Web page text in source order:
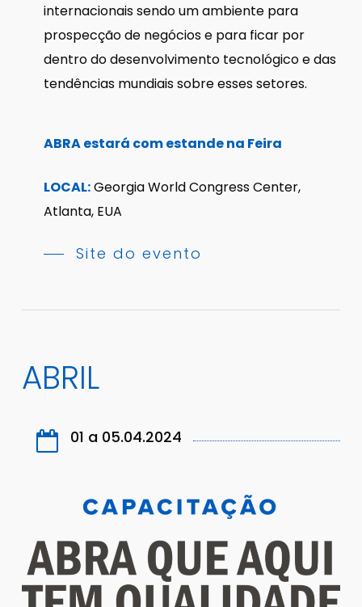
internacionais sendo um ambiente para
prospecção de negócios e para ficar por
dentro do desenvolvimento tecnológico e das
tendências mundiais sobre esses setores.
ABRA estará com estande na Feira
LOCAL:Georgia World Congress Center,
Atlanta, EUA
Site do evento
ABRIL
01 a 05.04.2024